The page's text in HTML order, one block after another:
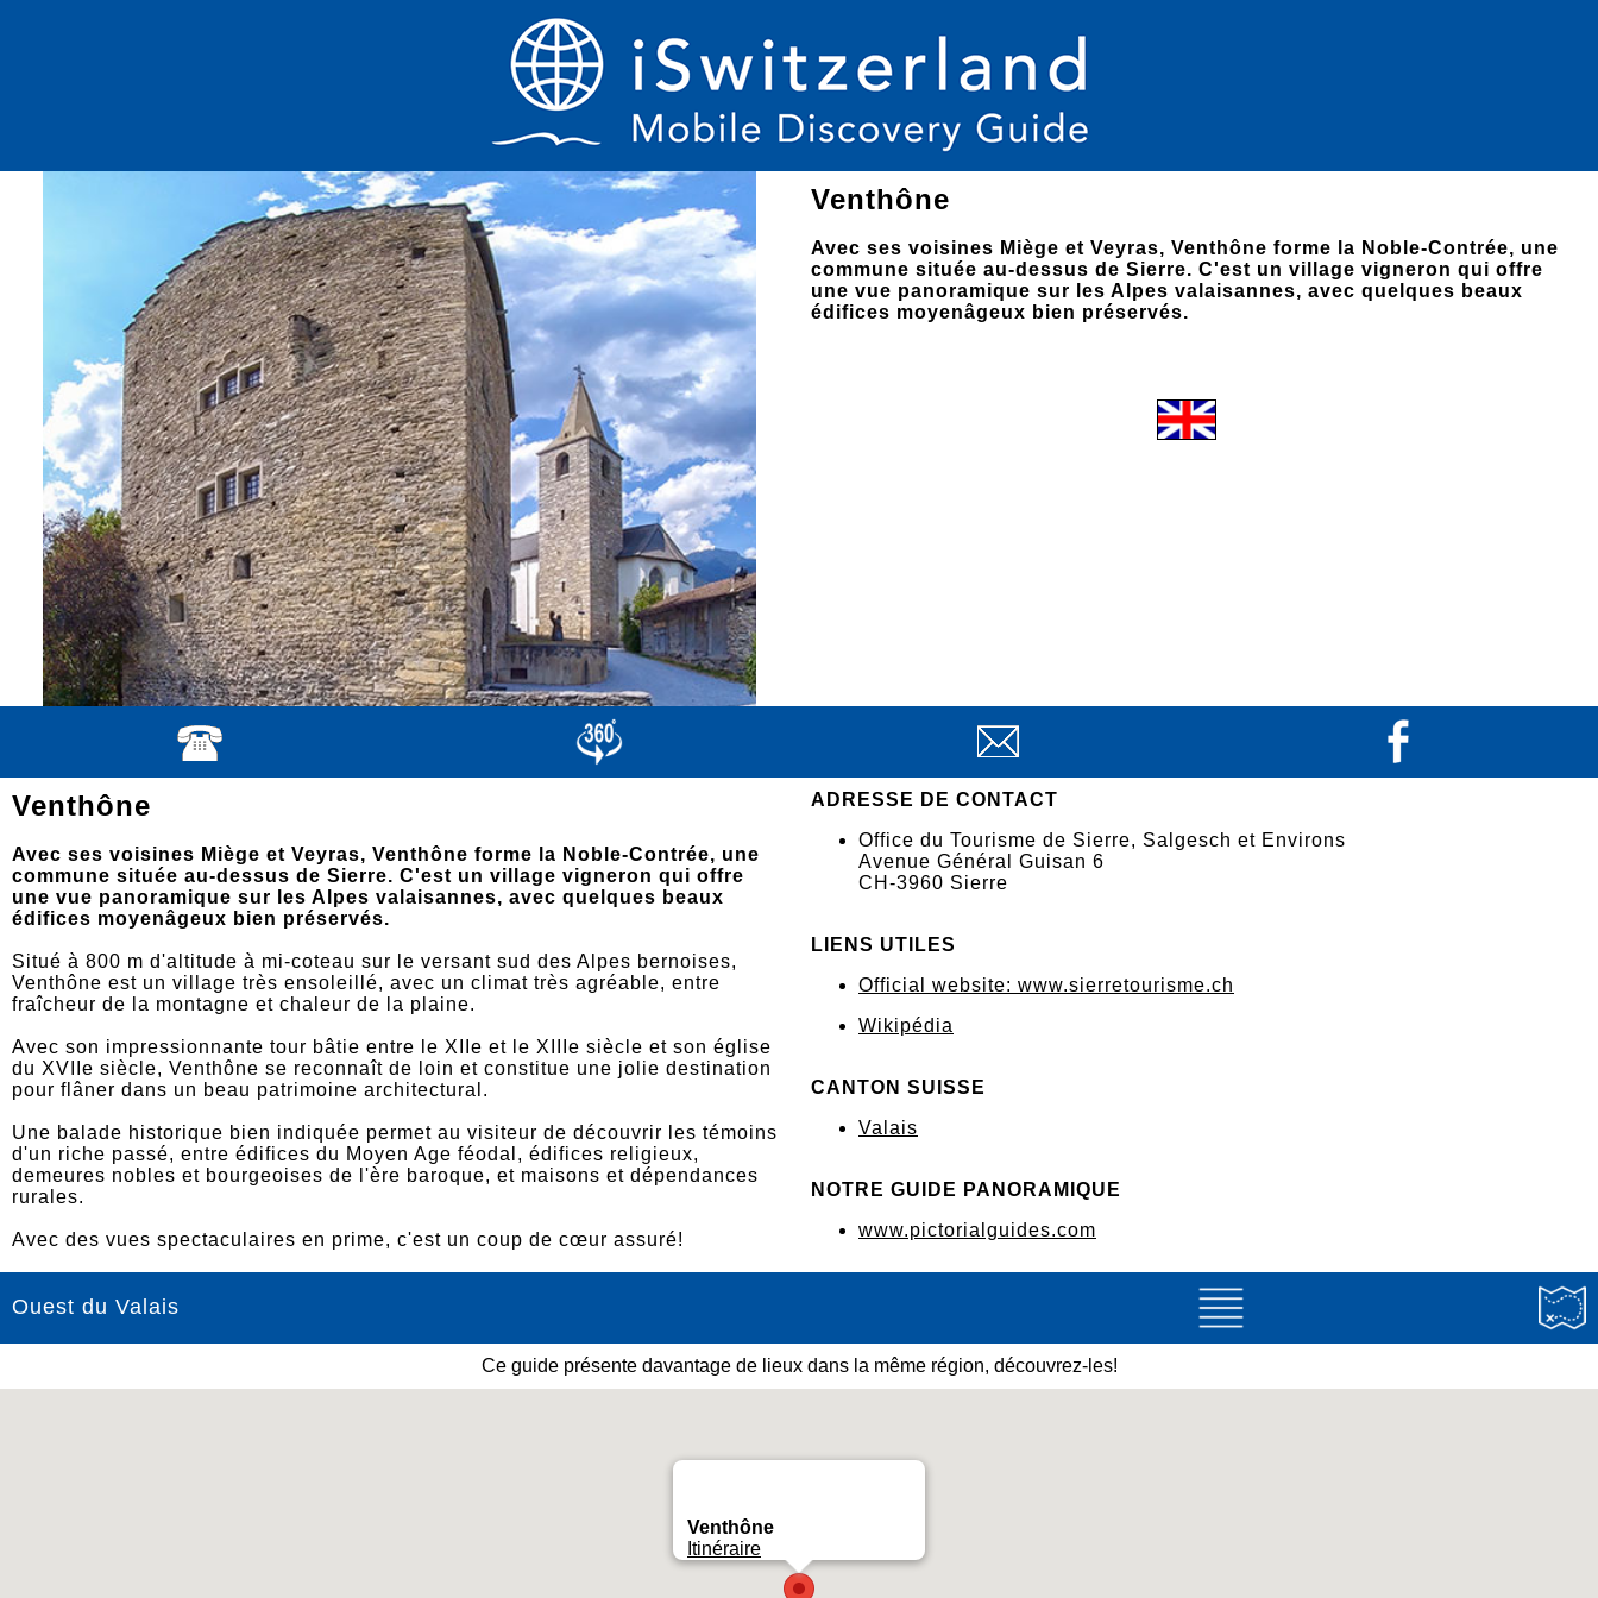
Venthône
Avec ses voisines Miège et Veyras, Venthône forme la Noble-Contrée, une
commune située au-dessus de Sierre. C'est un village vigneron qui offre
une vue panoramique sur les Alpes valaisannes, avec quelques beaux
édifices moyenâgeux bien préservés.
Venthône
Avec ses voisines Miège et Veyras, Venthône forme la Noble-Contrée, une
commune située au-dessus de Sierre. C'est un village vigneron qui offre
une vue panoramique sur les Alpes valaisannes, avec quelques beaux
édifices moyenâgeux bien préservés.
Situé à 800 m d'altitude à mi-coteau sur le versant sud des Alpes bernoises,
Venthône est un village très ensoleillé, avec un climat très agréable, entre
fraîcheur de la montagne et chaleur de la plaine.
Avec son impressionnante tour bâtie entre le XIIe et le XIIIe siècle et son église
du XVIIe siècle, Venthône se reconnaît de loin et constitue une jolie destination
pour flâner dans un beau patrimoine architectural.
Une balade historique bien indiquée permet au visiteur de découvrir les témoins
d'un riche passé, entre édifices du Moyen Age féodal, édifices religieux,
demeures nobles et bourgeoises de l'ère baroque, et maisons et dépendances
rurales.
Avec des vues spectaculaires en prime, c'est un coup de cœur assuré!
ADRESSE DE CONTACT
Office du Tourisme de Sierre, Salgesch et Environs
Avenue Général Guisan 6
CH-3960 Sierre
LIENS UTILES
Official website: www.sierretourisme.ch
Wikipédia
CANTON SUISSE
Valais
NOTRE GUIDE PANORAMIQUE
www.pictorialguides.com
Ouest du Valais
Ce guide présente davantage de lieux dans la même région, découvrez-les!
Venthône
Itinéraire